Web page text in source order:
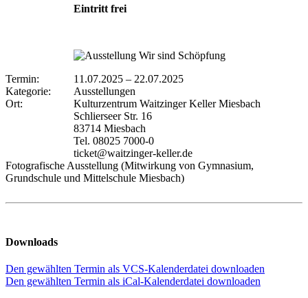
Eintritt frei
Termin: 11.07.2025 – 22.07.2025
Kategorie:
Ausstellungen
Ort:
Kulturzentrum Waitzinger Keller Miesbach
Schlierseer Str. 16
83714 Miesbach
Tel. 08025 7000-0
ticket@waitzinger-keller.de
Fotografische Ausstellung (Mitwirkung von Gymnasium,
Grundschule und Mittelschule Miesbach)
Downloads
Den gewählten Termin als VCS-Kalenderdatei downloaden
Den gewählten Termin als iCal-Kalenderdatei downloaden